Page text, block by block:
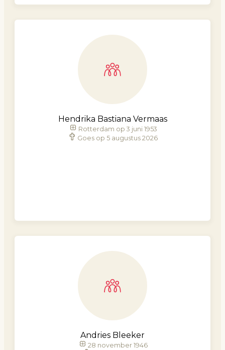
Hendrika Bastiana Vermaas
Rotterdam op 3 juni 1953
Goes op 5 augustus 2026
Andries Bleeker
28 november 1946